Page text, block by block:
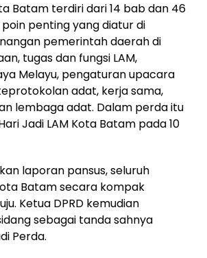
Batam terdiri dari 14 bab dan 46
penting yang diatur di
pemerintah daerah di
tugas dan fungsi LAM,
Melayu, pengaturan upacara
adat, kerja sama,
lembaga adat. Dalam perda itu
Jadi LAM Kota Batam pada 10
laporan pansus, seluruh
Batam secara kompak
Ketua DPRD kemudian
sebagai tanda sahnya
Perda.